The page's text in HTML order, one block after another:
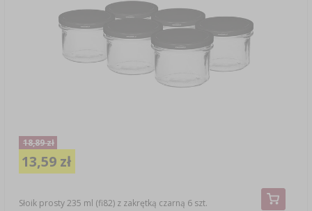
Słoik prosty 235 ml (fi82) z zakrętką czarną 6 szt.
18,89 zł
13,59 zł